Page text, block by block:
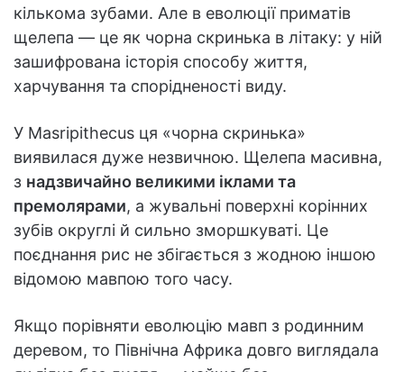
кількома зубами. Але в еволюції приматів
щелепа — це як чорна скринька в літаку: у ній
зашифрована історія способу життя,
харчування та спорідненості виду.
У Masripithecus ця «чорна скринька»
виявилася дуже незвичною. Щелепа масивна,
з надзвичайно великими іклами та
премолярами, а жувальні поверхні корінних
зубів округлі й сильно зморшкуваті. Це
поєднання рис не збігається з жодною іншою
відомою мавпою того часу.
Якщо порівняти еволюцію мавп з родинним
деревом, то Північна Африка довго виглядала